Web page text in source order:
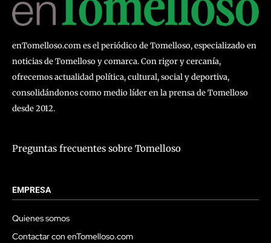
enTomelloso.com es el periódico de Tomelloso, especializado en
noticias de Tomelloso y comarca. Con rigor y cercanía,
ofrecemos actualidad política, cultural, social y deportiva,
consolidándonos como medio líder en la prensa de Tomelloso
desde 2012.
Preguntas frecuentes sobre Tomelloso
EMPRESA
Quienes somos
Contactar con enTomelloso.com